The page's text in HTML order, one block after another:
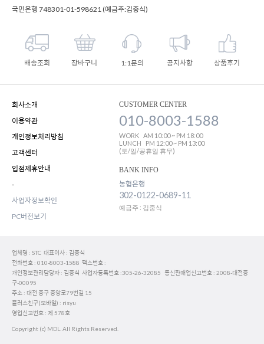
국민은행 748301-01-598621 (예금주:김중식)
배송조회 장바구니 1:1문의 공지사항 상품후기
회사소개
이용약관
개인정보처리방침
고객센터
입점제휴안내
-
사업자정보확인
PC버전보기
CUSTOMER CENTER
010-8003-1588
WORK AM 10:00 ~ PM 18:00
LUNCH
PM 12:00 ~ PM 13:00
(토/일/공휴일 휴무)
BANK INFO
농협은행
302-0122-0689-11
예금주 : 김중식
업체명 : STC 대표이사 : 김중식
전화번호 : 010-8003-1588 팩스번호 :
개인정보관리담당자 : 김중식 사업자등록번호 :305-26-32085 통신판매업신고번호 : 2008-대전중
구-00095
주소 : 대전 중구 중앙로79번길 15
플러스친구(모바일) : risyu
영업신고번호 : 제 578호
Copyright (c) MDL. All Rights Reserved.